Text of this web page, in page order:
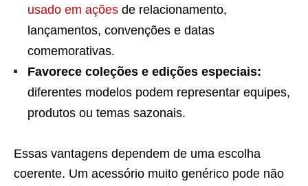
usado em ações de relacionamento,
lançamentos, convenções e datas
comemorativas.
Favorece coleções e edições especiais:
diferentes modelos podem representar equipes,
produtos ou temas sazonais.
Essas vantagens dependem de uma escolha
coerente. Um acessório muito genérico pode não